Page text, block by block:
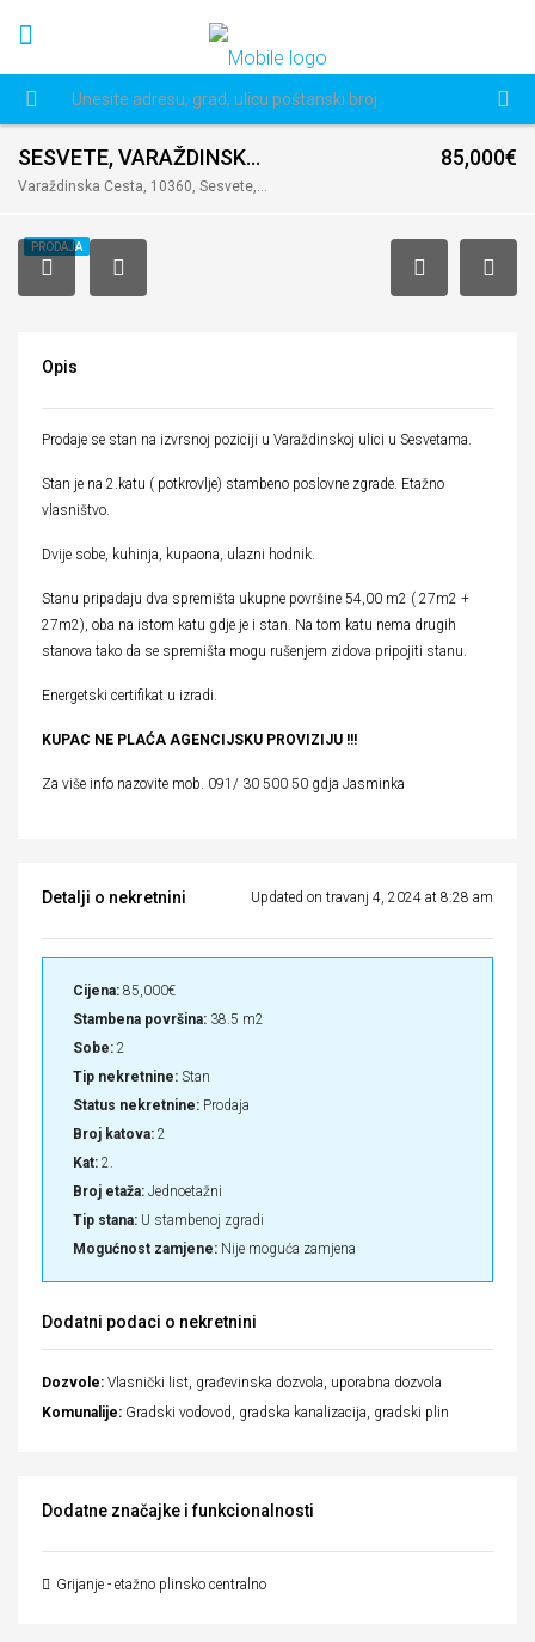
SESVETE, VARAŽDINSKA , 38,50 + 54,00 m2, 2. KAT
Varaždinska Cesta, 10360, Sesvete, Hrvatska
85,000€
PRODAJA
Opis
Prodaje se stan na izvrsnoj poziciji u Varaždinskoj ulici u Sesvetama.
Stan je na 2.katu ( potkrovlje) stambeno poslovne zgrade. Etažno
vlasništvo.
Dvije sobe, kuhinja, kupaona, ulazni hodnik.
Stanu pripadaju dva spremišta ukupne površine 54,00 m2 ( 27m2 +
27m2), oba na istom katu gdje je i stan. Na tom katu nema drugih
stanova tako da se spremišta mogu rušenjem zidova pripojiti stanu.
Energetski certifikat u izradi.
KUPAC NE PLAĆA AGENCIJSKU PROVIZIJU !!!
Za više info nazovite mob. 091/ 30 500 50 gdja Jasminka
Detalji o nekretnini Updated on travanj 4, 2024 at 8:28 am
Cijena: 85,000€
Stambena površina: 38.5 m2
Sobe: 2
Tip nekretnine: Stan
Status nekretnine: Prodaja
Broj katova: 2
Kat: 2.
Broj etaža: Jednoetažni
Tip stana: U stambenoj zgradi
Mogućnost zamjene: Nije moguća zamjena
Dodatni podaci o nekretnini
Dozvole: Vlasnički list, građevinska dozvola, uporabna dozvola
Komunalije: Gradski vodovod, gradska kanalizacija, gradski plin
Dodatne značajke i funkcionalnosti
Grijanje - etažno plinsko centralno